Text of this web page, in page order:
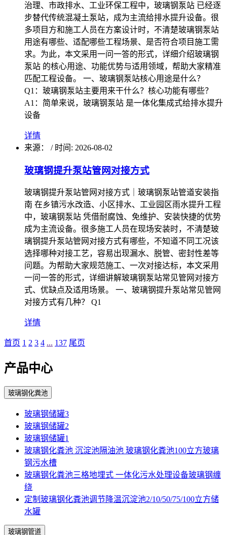
治理、市政排水、工业环保工程中，玻璃钢泵站 已经逐
步替代传统混凝土泵站，成为主流给排水提升设备。很
多项目方和施工人员在方案设计时，不清楚玻璃钢泵站
用途有哪些、适配哪些工程场景、是否符合项目施工需
求。为此，本文采用一问一答的形式，详细介绍玻璃钢
泵站 的核心用途、功能优势与适用领域，帮助大家精准
匹配工程设备。 一、玻璃钢泵站核心用途是什么？
Q1：玻璃钢泵站主要用来干什么？核心功能有哪些？
A1：简单来说，玻璃钢泵站 是一体化集成式给排水提升
设备
详情
来源：
/ 时间: 2026-08-02
玻璃钢提升泵站管网对接方式
玻璃钢提升泵站管网对接方式｜玻璃钢泵站管道安装指
南 在乡镇污水改造、小区排水、工业园区雨水提升工程
中，玻璃钢泵站 凭借耐腐蚀、免维护、安装快捷的优势
成为主流设备。很多施工人员在现场安装时，不清楚玻
璃钢提升泵站管网对接方式有哪些，不知道不同工况该
选择哪种对接工艺，容易出现漏水、脱管、密封性差等
问题。为帮助大家规范施工、一次对接达标，本文采用
一问一答的形式，详细讲解玻璃钢泵站常见管网对接方
式、优缺点及适用场景。 一、玻璃钢提升泵站常见管网
对接方式有几种？ Q1
详情
首页 1 2 3 4 ... 137 尾页
产品中心
玻璃钢化粪池
玻璃钢储罐3
玻璃钢储罐2
玻璃钢储罐1
玻璃钢化粪池 沉淀池隔油池 玻璃钢化粪池100立方玻璃
钢污水槽
玻璃钢化粪池三格地埋式 一体化污水处理设备玻璃钢缠
绕
定制玻璃钢化粪池调节降温沉淀池2/10/50/75/100立方储
水罐
玻璃钢管道